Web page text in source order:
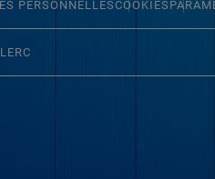
PERSONNELLESCOOKIES